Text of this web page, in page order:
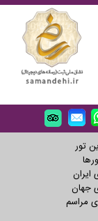
تور
جهان
مراسم